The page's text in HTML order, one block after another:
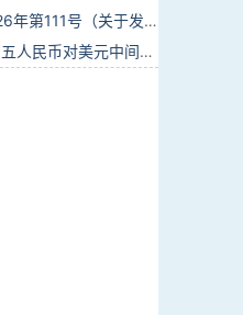
海关总署公告2026年第111号（关于发布《进出境动植物检疫处理监督管理工作规定》《进出境卫生处理监督管理工作规定》的公告）
2026年8月7日周五人民币对美元中间价报6.7904调贬9个基点